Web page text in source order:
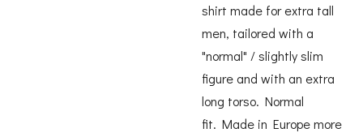
shirt made for extra tall
men, tailored with a
"normal" / slightly slim
figure and with an extra
long torso. Normal
fit. Made in Europe more